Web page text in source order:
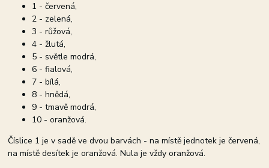
1 - červená,
2 - zelená,
3 - růžová,
4 - žlutá,
5 - světle modrá,
6 - fialová,
7 - bílá,
8 - hnědá,
9 - tmavě modrá,
10 - oranžová.
Číslice 1 je v sadě ve dvou barvách - na místě jednotek je červená,
na místě desítek je oranžová. Nula je vždy oranžová.